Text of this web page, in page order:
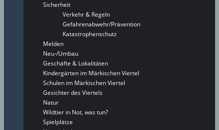
Sicherheit
Verkehr & Regeln
Gefahrenabwehr/Prävention
Katastrophenschutz
Melden
Neu-/Umbau
Geschäfte & Lokalitäten
Kindergärten im Märkischen Viertel
Schulen im Märkischen Viertel
Gesichter des Viertels
Natur
Wildtier in Not, was tun?
Spielplätze